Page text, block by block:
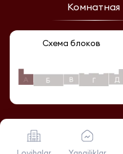
Комнатная
Схема блоков